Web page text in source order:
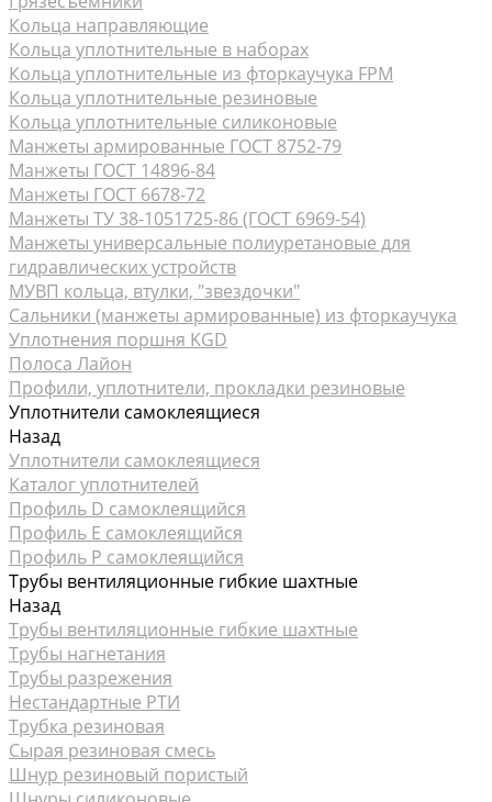
Кольца направляющие
Кольца уплотнительные в наборах
Кольца уплотнительные из фторкаучука FPM
Кольца уплотнительные резиновые
Кольца уплотнительные силиконовые
Манжеты армированные ГОСТ 8752-79
Манжеты ГОСТ 14896-84
Манжеты ГОСТ 6678-72
Манжеты ТУ 38-1051725-86 (ГОСТ 6969-54)
Манжеты универсальные полиуретановые для
гидравлических устройств
МУВП кольца, втулки, "звездочки"
Сальники (манжеты армированные) из фторкаучука
Уплотнения поршня KGD
Полоса Лайон
Профили, уплотнители, прокладки резиновые
Уплотнители самоклеящиеся
Назад
Уплотнители самоклеящиеся
Каталог уплотнителей
Профиль D самоклеящийся
Профиль Е самоклеящийся
Профиль P самоклеящийся
Трубы вентиляционные гибкие шахтные
Назад
Трубы вентиляционные гибкие шахтные
Трубы нагнетания
Трубы разрежения
Нестандартные РТИ
Трубка резиновая
Сырая резиновая смесь
Шнур резиновый пористый